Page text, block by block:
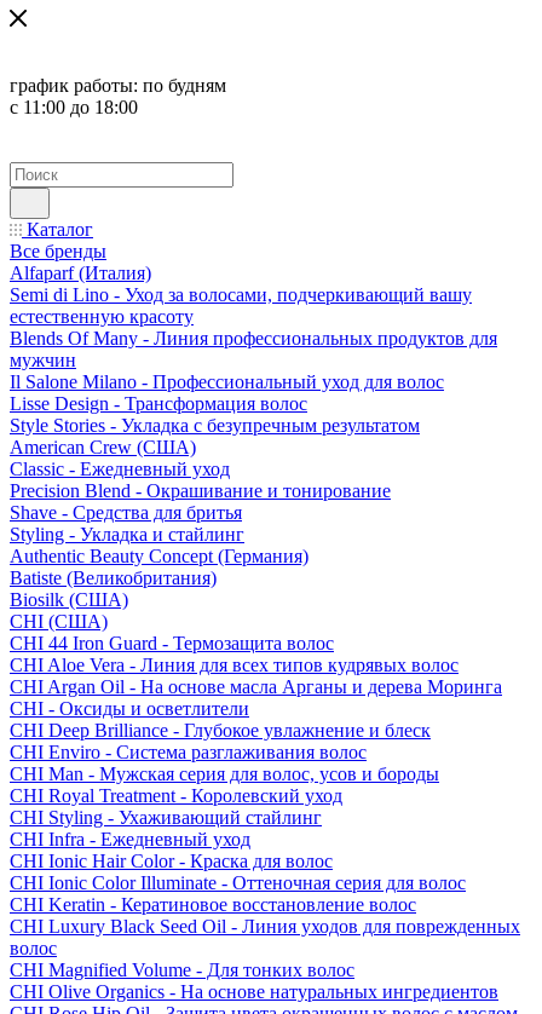
график работы: по будням
с 11:00 до 18:00
Каталог
Все бренды
Alfaparf (Италия)
Semi di Lino - Уход за волосами, подчеркивающий вашу
естественную красоту
Blends Of Many - Линия профессиональных продуктов для
мужчин
Il Salone Milano - Профессиональный уход для волос
Lisse Design - Трансформация волос
Style Stories - Укладка с безупречным результатом
American Crew (США)
Classic - Ежедневный уход
Precision Blend - Окрашивание и тонирование
Shave - Средства для бритья
Styling - Укладка и стайлинг
Authentic Beauty Concept (Германия)
Batiste (Великобритания)
Biosilk (США)
CHI (США)
CHI 44 Iron Guard - Термозащита волос
CHI Aloe Vera - Линия для всех типов кудрявых волос
CHI Argan Oil - На основе масла Арганы и дерева Моринга
CHI - Оксиды и осветлители
CHI Deep Brilliance - Глубокое увлажнение и блеск
CHI Enviro - Система разглаживания волос
CHI Man - Мужская серия для волос, усов и бороды
CHI Royal Treatment - Королевский уход
CHI Styling - Ухаживающий стайлинг
CHI Infra - Ежедневный уход
CHI Ionic Hair Color - Краска для волос
CHI Ionic Color Illuminate - Оттеночная серия для волос
CHI Keratin - Кератиновое восстановление волос
CHI Luxury Black Seed Oil - Линия уходов для поврежденных
волос
CHI Magnified Volume - Для тонких волос
CHI Olive Organics - На основе натуральных ингредиентов